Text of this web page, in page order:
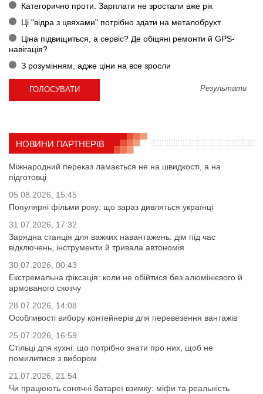
Категорично проти. Зарплати не зростали вже рік
Ці "відра з цвяхами" потрібно здати на металобрухт
Ціна підвищиться, а сервіс? Де обіцяні ремонти й GPS-
навігація?
З розумінням, адже ціни на все зросли
Результати
НОВИНИ ПАРТНЕРІВ
Міжнародний переказ ламається не на швидкості, а на
підготовці
05.08.2026, 15:45
Популярні фільми року: що зараз дивляться українці
31.07.2026, 17:32
Зарядна станція для важких навантажень: дім під час
відключень, інструменти й тривала автономія
30.07.2026, 00:43
Екстремальна фіксація: коли не обійтися без алюмінієвого й
армованого скотчу
28.07.2026, 14:08
Особливості вибору контейнерів для перевезення вантажів
25.07.2026, 16:59
Стільці для кухні: що потрібно знати про них, щоб не
помилитися з вибором
21.07.2026, 21:54
Чи працюють сонячні батареї взимку: міфи та реальність